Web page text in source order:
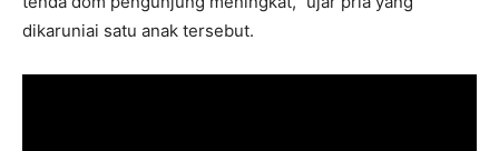
dikaruniai satu anak tersebut.